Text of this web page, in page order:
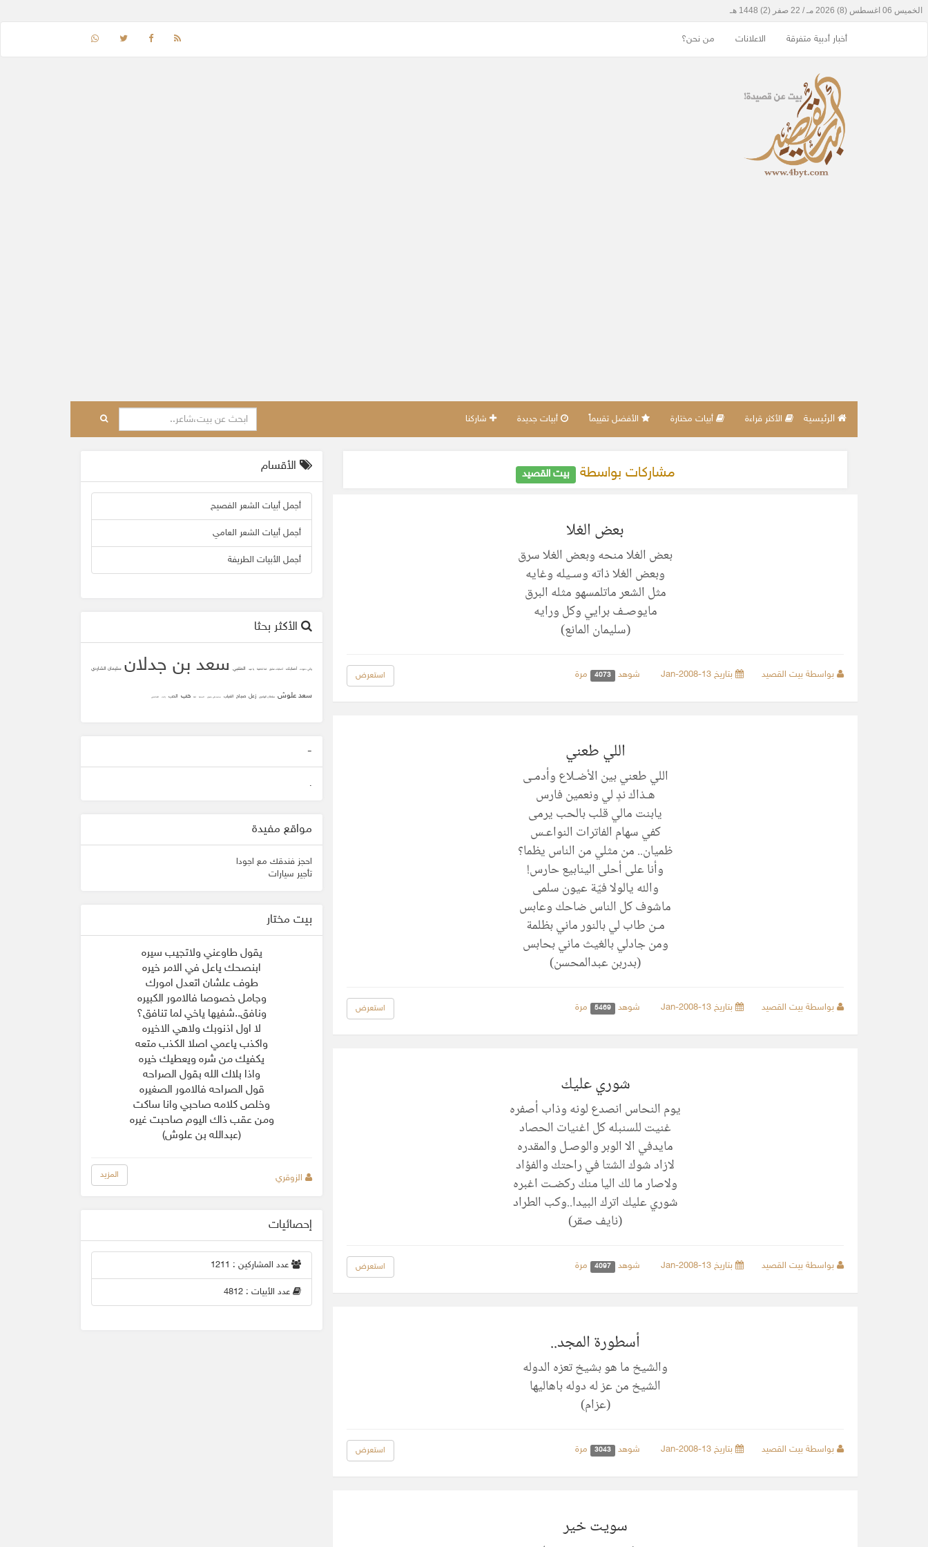
أخبار أدبية متفرقة الاعلانات من نحن؟
الرئيسية الأكثر قراءة أبيات مختارة الأفضل تقييماً أبيات جديدة شاركنا
مشاركات بواسطة بيت القصيد
بعض الغلا
بعض الغلا منحه وبعض الغلا سرق
وبعض الغلا ذاته وسـيله وغايه
مثل الشعر ماتلمسهو مثله البرق
مايوصـف برايي وكل ورايه
(سليمان المانع)
بواسطة بيت القصيد بتاريخ 13-Jan-2008 شوهد 4073 مرة استعرض
اللي طعني
اللي طعني بين الأضـلاع وأدمـى
هـذاك ندٍ لي ونعمين فارس
يابنت مالي قلب بالحب يرمى
كفي سهام الفاترات النواعـس
ظميان.. من مثلي من الناس يظما؟
وأنا على أحلى الينابيع حارس!
والله يالولا فيّة عيون سلمى
ماشوف كل الناس ضاحك وعابس
مـن طاب لي بالنور ماني بظلمة
ومن جادلي بالغيث ماني بحابس
(بدربن عبدالمحسن)
بواسطة بيت القصيد بتاريخ 13-Jan-2008 شوهد 5469 مرة استعرض
شوري عليك
يوم النحاس انصدع لونه وذاب أصفره
غنيت للسنبله كل اغنيات الحصاد
مايدفي الا الوبر والوصـل والمقدره
لازاد شوك الشتا في راحتك والفؤاد
ولاصار ما لك اليا منك ركضـت اغبره
شوري عليك اترك البيدا..وكب الطراد
(نايف صقر)
بواسطة بيت القصيد بتاريخ 13-Jan-2008 شوهد 4097 مرة استعرض
أسطورة المجد..
والشيخ ما هو بشيخ تعزه الدوله
الشيخ من عز له دوله باهاليها
(عزام)
بواسطة بيت القصيد بتاريخ 13-Jan-2008 شوهد 3043 مرة استعرض
سويت خير
الأقسام
أجمل أبيات الشعر الفصيح
أجمل أبيات الشعر العامي
أجمل الأبيات الطريفة
الأكثر بحثا
وأني دعوت أصابك أصابك عشق لما تلاقينا يا عيد المتنبي سعد بن جدلان سليمان الشاردي
سعد علوش سلطان الهاجري زعل صباح الغياب محمد علي جنيدي المحبه ثقه حب الحب زانت الشافعي
-
.
مواقع مفيدة
احجز فندقك مع اجودا
تأجير سيارات
بيت مختار
يقول طاوعني ولاتجيب سيره
ابنصحك ياعل في الامر خيره
طوف علشان اتعدل امورك
وجامل خصوصا فالامور الكبيره
ونافق..شفيها ياخي لما تنافق؟
لا اول اذنوبك ولاهي الاخيره
واكذب ياعمي اصلا الكذب متعه
يكفيك من شره ويعطيك خيره
واذا بلاك الله بقول الصراحه
قول الصراحه فالامور الصغيره
وخلص كلامه صاحبي وانا ساكت
ومن عقب ذاك اليوم صاحبت غيره
(عبدالله بن علوش)
الزوقري المزيد
إحصائيات
عدد المشاركين : 1211
عدد الأبيات : 4812